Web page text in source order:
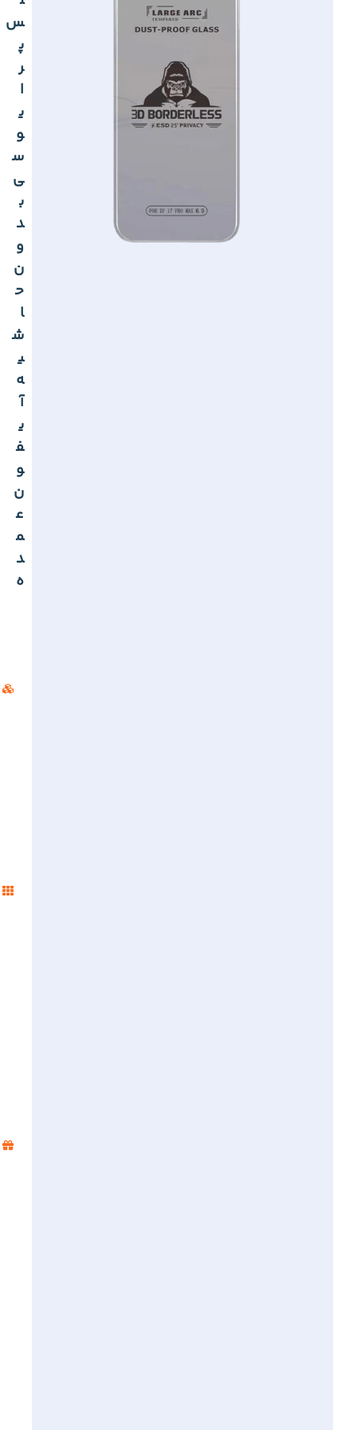
س
پ
ر
ا
ی
و
س
ی
ب
د
و
ن
ح
ا
ش
ی
ه
آ
ی
ف
و
ن
ع
م
د
ه